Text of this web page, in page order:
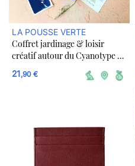
LA POUSSE VERTE
Coffret jardinage & loisir
créatif autour du Cyanotype -
Un Océan de fleurs
21,90 €